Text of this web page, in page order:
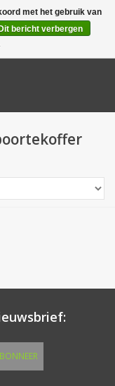
0 Artikelen - €0,00
met het gebruik van
Dit bericht verbergen